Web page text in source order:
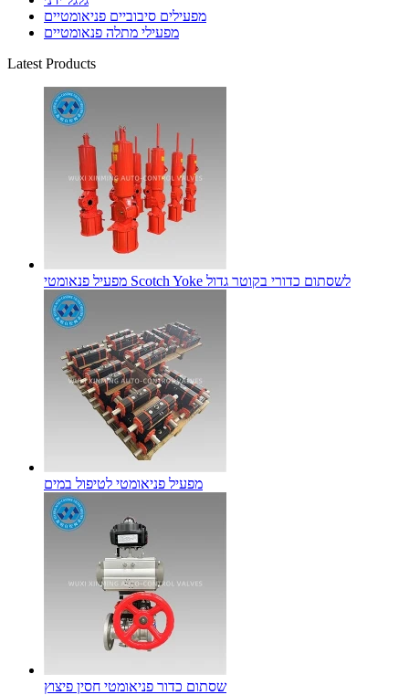
מפעילים סיבוביים פניאומטיים
מפעילי מתלה פנאומטיים
Latest Products
מפעיל פנאומטי Scotch Yoke לשסתום כדורי בקוטר גדול
מפעיל פניאומטי לטיפול במים
שסתום כדור פניאומטי חסין פיצוץ